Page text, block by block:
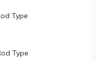
Type
Type